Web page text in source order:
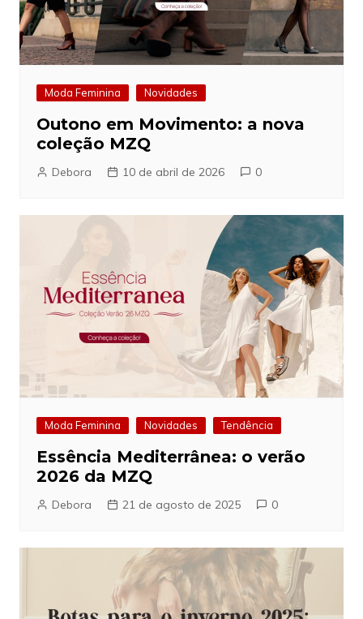
Moda Feminina Novidades
Outono em Movimento: a nova
coleção MZQ
Debora 10 de abril de 2026 0
Moda Feminina Novidades Tendência
Essência Mediterrânea: o verão
2026 da MZQ
Debora 21 de agosto de 2025 0